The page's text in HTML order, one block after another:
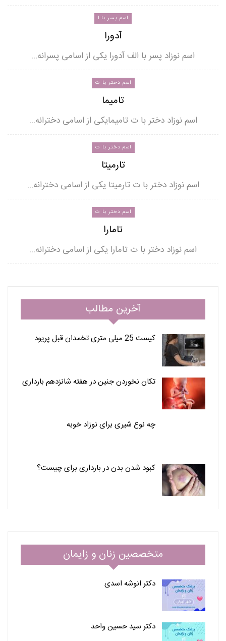
اسم پسر با ا
آدورا
اسم نوزاد پسر با الف آدورا یکی از اسامی پسرانه…
اسم دختر با ت
تامیما
اسم نوزاد دختر با ت تامیمایکی از اسامی دخترانه…
اسم دختر با ت
تارمیتا
اسم نوزاد دختر با ت تارمیتا یکی از اسامی دخترانه…
اسم دختر با ت
تامارا
اسم نوزاد دختر با ت تامارا یکی از اسامی دخترانه…
آخرین مطالب
کیست 25 میلی متری تخمدان قبل پریود
تکان نخوردن جنین در هفته شانزدهم بارداری
چه نوع شیری برای نوزاد خوبه
کبود شدن بدن در بارداری برای چیست؟
متخصصین زنان و زایمان
دکتر انوشه اسدی
دکتر سید حسین واحد